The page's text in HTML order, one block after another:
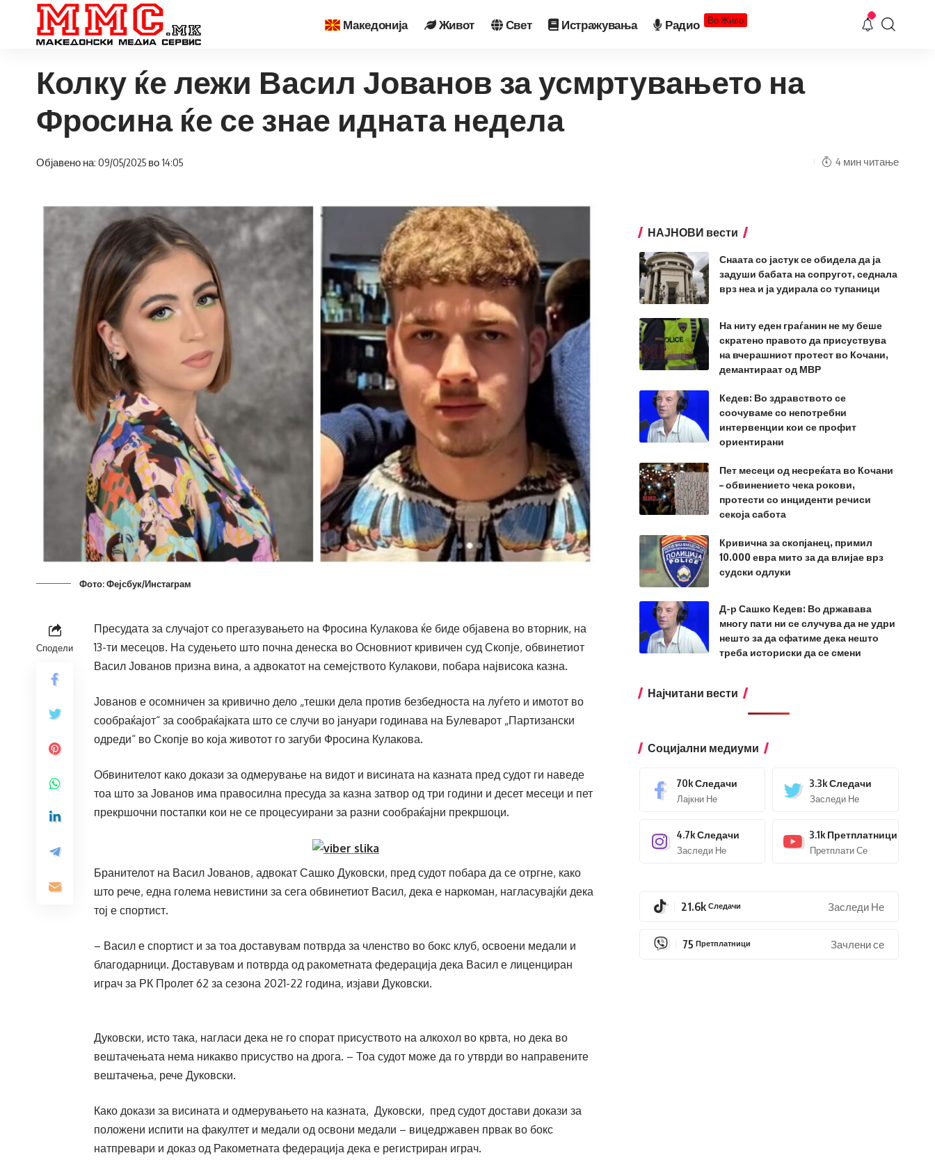
Македонија Живот Свет Истражувања Радио Во Живо
Колку ќе лежи Васил Јованов за усмртувањето на
Фросина ќе се знае идната недела
Објавено на: 09/05/2025 во 14:05 4 мин читање
Фото: Фејсбук/Инстаграм
Сподели
Пресудата за случајот со прегазувањето на Фросина Кулакова ќе биде објавена во вторник, на
13-ти месецов. На судењето што почна денеска во Основниот кривичен суд Скопје, обвинетиот
Васил Јованов призна вина, а адвокатот на семејството Кулакови, побара највисока казна.
Јованов е осомничен за кривично дело „тешки дела против безбедноста на луѓето и имотот во
сообраќајот“ за сообраќајката што се случи во јануари годинава на Булеварот „Партизански
одреди“ во Скопје во која животот го загуби Фросина Кулакова.
Обвинителот како докази за одмерување на видот и висината на казната пред судот ги наведе
тоа што за Јованов има правосилна пресуда за казна затвор од три години и десет месеци и пет
прекршочни постапки кои не се процесуирани за разни сообраќајни прекршоци.
Бранителот на Васил Јованов, адвокат Сашко Дуковски, пред судот побара да се отргне, како
што рече, една голема невистини за сега обвинетиот Васил, дека е наркоман, нагласувајќи дека
тој е спортист.
– Васил е спортист и за тоа доставувам потврда за членство во бокс клуб, освоени медали и
благодарници. Доставувам и потврда од ракометната федерација дека Васил е лиценциран
играч за РК Пролет 62 за сезона 2021-22 година, изјави Дуковски.
Дуковски, исто така, нагласи дека не го спорат присуството на алкохол во крвта, но дека во
вештачењата нема никакво присуство на дрога. – Тоа судот може да го утврди во направените
вештачења, рече Дуковски.
Како докази за висината и одмерувањето на казната, Дуковски, пред судот достави докази за
положени испити на факултет и медали од освони медали – вицедржавен првак во бокс
натпревари и доказ од Ракометната федерација дека е регистриран играч.
НАЈНОВИ вести
Снаата со јастук се обидела да ја
задуши бабата на сопругот, седнала
врз неа и ја удирала со тупаници
На ниту еден граѓанин не му беше
скратено правото да присуствува
на вчерашниот протест во Кочани,
демантираат од МВР
Кедев: Во здравството се
соочуваме со непотребни
интервенции кои се профит
ориентирани
Пет месеци од несреќата во Кочани
– обвинението чека рокови,
протести со инциденти речиси
секоја сабота
Кривична за скопјанец, примил
10.000 евра мито за да влијае врз
судски одлуки
Д-р Сашко Кедев: Во државава
многу пати ни се случува да не удри
нешто за да сфатиме дека нешто
треба историски да се смени
Најчитани вести
Социјални медиуми
70kСледачи
Лајкни Не
3.3kСледачи
Заследи Не
4.7kСледачи
Заследи Не
3.1k Претплатници
Претплати Се
21.6k Следачи Заследи Не
75 Претплатници Зачлени се